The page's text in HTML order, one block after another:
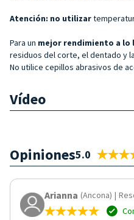
Atención: no utilizar
Para un mejor rendimiento a lo
residuos del corte, el dentado y
No utilice cepillos abrasivos de
Vídeo
Opiniones5.0
Arianna (Ancona) |